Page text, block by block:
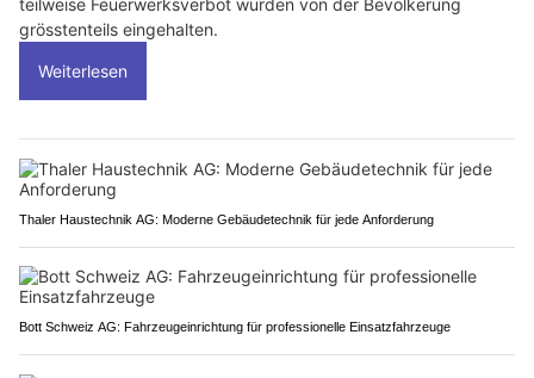
teilweise Feuerwerksverbot wurden von der Bevölkerung
grösstenteils eingehalten.
Weiterlesen
Thaler Haustechnik AG: Moderne Gebäudetechnik für jede Anforderung
Bott Schweiz AG: Fahrzeugeinrichtung für professionelle Einsatzfahrzeuge